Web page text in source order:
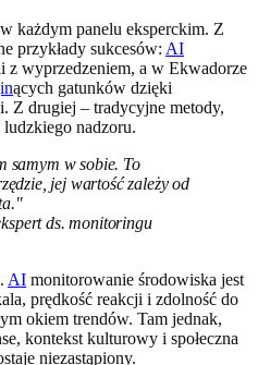
każdym panelu eksperckim. Z
przykłady sukcesów: AI
z wyprzedzeniem, a w Ekwadorze
ących gatunków dzięki
Z drugiej – tradycyjne metody,
nadzoru.
samym w sobie. To
jej wartość zależy od
ds. monitoringu
AI monitorowanie środowiska jest
prędkość reakcji i zdolność do
okiem trendów. Tam jednak,
kontekst kulturowy i społeczna
niezastąpiony.